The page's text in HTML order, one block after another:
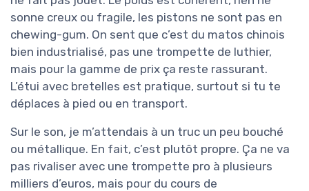
sonne creux ou fragile, les pistons ne sont pas en
chewing-gum. On sent que c’est du matos chinois
bien industrialisé, pas une trompette de luthier,
mais pour la gamme de prix ça reste rassurant.
L’étui avec bretelles est pratique, surtout si tu te
déplaces à pied ou en transport.
Sur le son, je m’attendais à un truc un peu bouché
ou métallique. En fait, c’est plutôt propre. Ça ne va
pas rivaliser avec une trompette pro à plusieurs
milliers d’euros, mais pour du cours de